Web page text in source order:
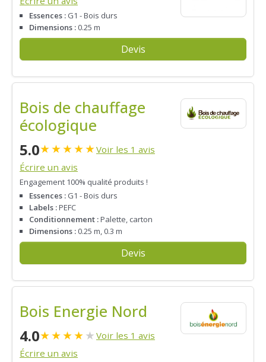
Essences : G1 - Bois durs
Dimensions : 0.25 m
Devis
Bois de chauffage
écologique
5.0★★★★★Voir les 1 avis
Écrire un avis
Engagement 100% qualité produits !
Essences : G1 - Bois durs
Labels :PEFC
Conditionnement :Palette, carton
Dimensions : 0.25 m, 0.3 m
Devis
Bois Energie Nord
4.0★★★★★ Voir les 1 avis
Écrire un avis